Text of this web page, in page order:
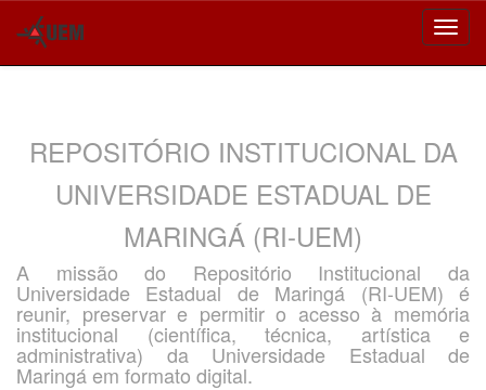
REPOSITÓRIO INSTITUCIONAL DA
UNIVERSIDADE ESTADUAL DE
MARINGÁ (RI-UEM)
A missão do Repositório Institucional da
Universidade Estadual de Maringá (RI-UEM) é
reunir, preservar e permitir o acesso à memória
institucional (científica, técnica, artística e
administrativa) da Universidade Estadual de
Maringá em formato digital.